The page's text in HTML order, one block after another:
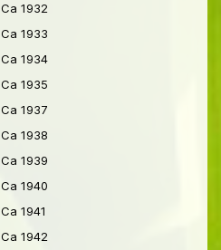
Ca 1932
Ca 1933
Ca 1934
Ca 1935
Ca 1937
Ca 1938
Ca 1939
Ca 1940
Ca 1941
Ca 1942